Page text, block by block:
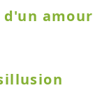
amour